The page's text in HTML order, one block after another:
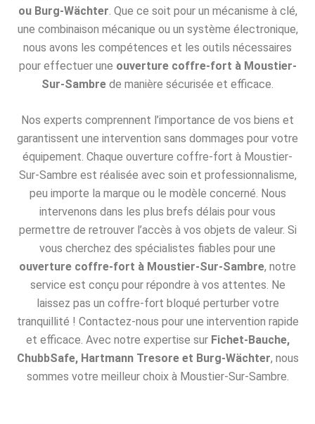
ou Burg-Wächter . Que ce soit pour un mécanisme à clé,
une combinaison mécanique ou un système électronique,
nous avons les compétences et les outils nécessaires
pour effectuer une ouverture coffre-fort à Moustier-
Sur-Sambre de manière sécurisée et efficace.
Nos experts comprennent l’importance de vos biens et
garantissent une intervention sans dommages pour votre
équipement. Chaque ouverture coffre-fort à Moustier-
Sur-Sambre est réalisée avec soin et professionnalisme,
peu importe la marque ou le modèle concerné. Nous
intervenons dans les plus brefs délais pour vous
permettre de retrouver l’accès à vos objets de valeur. Si
vous cherchez des spécialistes fiables pour une
ouverture coffre-fort à Moustier-Sur-Sambre, notre
service est conçu pour répondre à vos attentes. Ne
laissez pas un coffre-fort bloqué perturber votre
tranquillité ! Contactez-nous pour une intervention rapide
et efficace. Avec notre expertise sur Fichet-Bauche,
ChubbSafe, Hartmann Tresore et Burg-Wächter, nous
sommes votre meilleur choix à Moustier-Sur-Sambre.